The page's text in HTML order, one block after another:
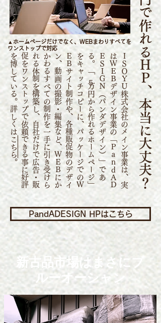
▲ホームページだけでなく、WEBまわりすべてを
ワンストップで対応
Ｉ
Ｓ
Ｏ
Ｙ
Ｕ
株
式
会
社
の
メ
イ
ン
事
業
は
、
実
は
Ｗ
Ｅ
Ｂ
デ
ザ
イ
ン
事
業
の
「
Ｐ
ａ
ｎ
ｄ
Ａ
Ｄ
Ｅ
Ｓ
Ｉ
Ｇ
Ｎ
（
パ
ン
ダ
デ
ザ
イ
ン
）
」
で
あ
る
。
「
５
万
円
か
ら
作
れ
る
ホ
ー
ム
ペ
ー
ジ
」
を
キ
ャ
ッ
チ
コ
ピ
ー
に
、
パ
ッ
ケ
ー
ジ
で
の
Ｗ
Ｅ
Ｂ
サ
イ
ト
制
作
や
、
各
種
販
促
物
の
デ
ザ
イ
ン
、
動
画
の
撮
影
・
編
集
な
ど
、
Ｗ
Ｅ
Ｂ
に
か
か
わ
る
す
べ
て
の
制
作
を
一
手
に
引
き
受
け
ら
れ
る
体
制
を
構
築
し
、
自
社
だ
け
で
広
告
・
販
促
を
ワ
ン
ス
ト
ッ
プ
で
依
頼
で
き
る
事
に
好
評
を
博
し
て
い
る
。
詳
し
く
は
こちら
。 ５万円で作れるＨＰ、本当に大丈夫？
PandADESIGN HPはこちら
新古品市場はまさにブ
ルーオーシャン